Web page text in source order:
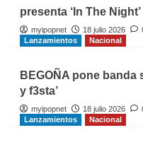
presenta ‘In The Night’
myipopnet 18 julio 2026
Lanzamientos
Nacional
BEGOÑA pone banda
y f3sta’
myipopnet 18 julio 2026
Lanzamientos
Nacional